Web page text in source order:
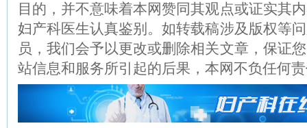
目的，并不意味着本网赞同其观点或证实其
妇产科医生认真鉴别。如转载稿涉及版权等
员，我们会予以更改或删除相关文章，保证
站信息和服务所引起的后果，本网不负任何